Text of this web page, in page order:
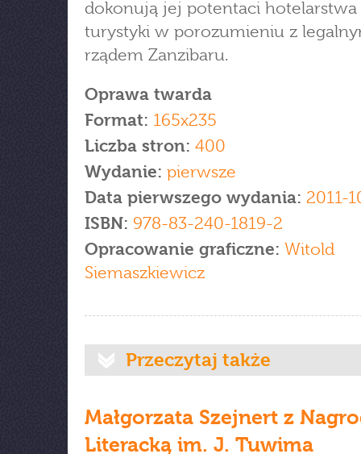
dokonują jej potentaci hotelarstwa
turystyki w porozumieniu z
rządem Zanzibaru.
Oprawa twarda
Format: 165x235
Liczba stron: 400
Wydanie: pierwsze
Data pierwszego wydania: 2011-
ISBN: 978-83-240-1819-2
Opracowanie graficzne: Witold
Siemaszkiewicz
Przeczytaj także
Małgorzata Szejnert z
Literacką im. J. Tuwima